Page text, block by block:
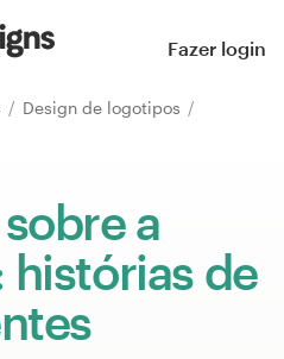
Fazer login
Design de logotipos
a
de